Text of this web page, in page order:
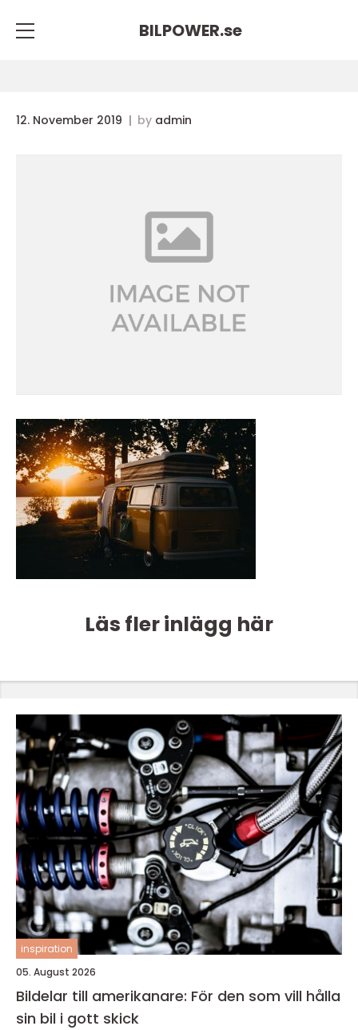
BILPOWER.se
12. November 2019 by admin
Läs fler inlägg här
inspiration
05. August 2026
Bildelar till amerikanare: För den som vill hålla
sin bil i gott skick